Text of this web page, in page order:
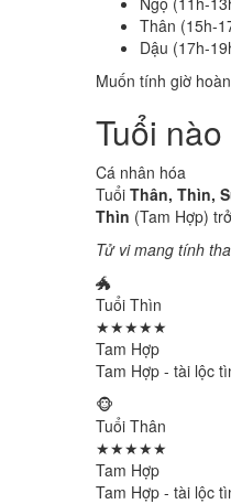
Thân (15h-
Dậu (17h-
Muốn tính giờ
Tuổi
Cá nhân hóa
Tuổi Thân, Thìn,
Thìn (Tam Hợp)
Tử vi mang tính
🐲
Tuổi Thìn
★★★★★
Tam Hợp
Tam Hợp - tài lộc
🐵
Tuổi Thân
★★★★★
Tam Hợp
Tam Hợp - tài lộc